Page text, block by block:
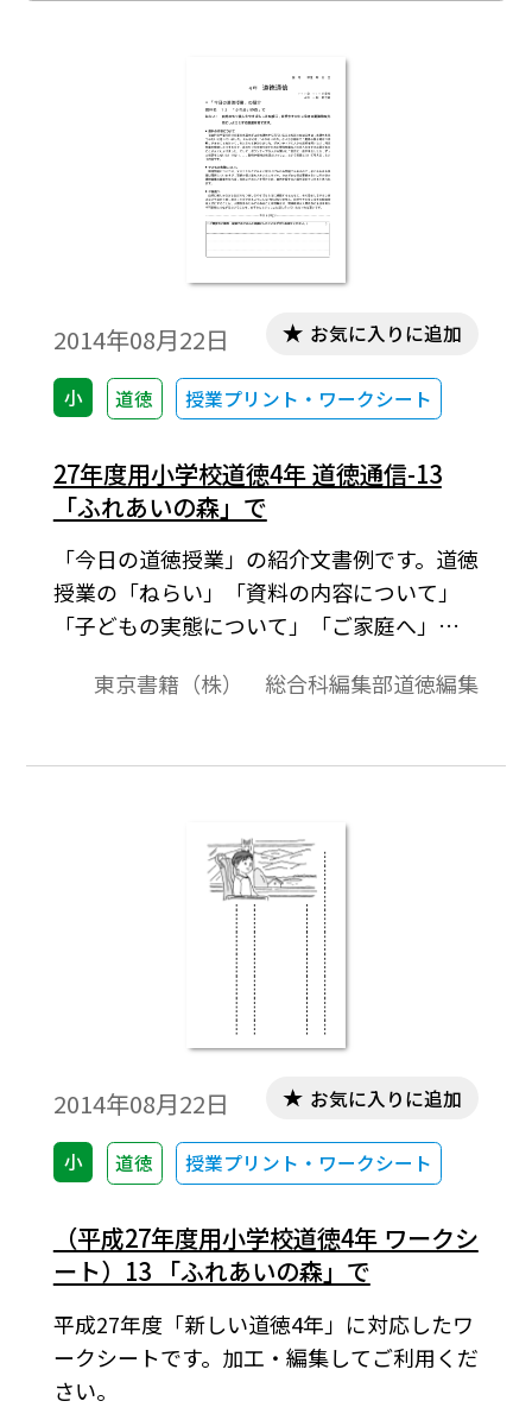
2014年08月22日
小 道徳 授業プリント・ワークシート
お気に入りに追加
27年度用小学校道徳4年 道徳通信-13
「ふれあいの森」で
「今日の道徳授業」の紹介文書例です。道徳
授業の「ねらい」「資料の内容について」
「子どもの実態について」「ご家庭へ」の
庭でお子さんと話題にしたことなどを記入
東京書籍（株） 総合科編集部道徳編集
2014年08月22日
小 道徳 授業プリント・ワークシート
お気に入りに追加
（平成27年度用小学校道徳4年 ワークシ
ート）13 「ふれあいの森」で
平成27年度「新しい道徳4年」に対応したワ
ークシートです。加工・編集してご利用くだ
さい。